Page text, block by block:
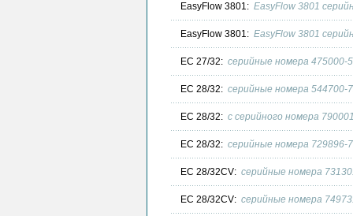
EasyFlow 3801: EasyFlow 3801
EasyFlow 3801: EasyFlow 3801
EC 27/32: серийные номера 475000-
EC 28/32: серийные номера 544700-
EC 28/32: c серийного номера
EC 28/32: серийные номера 729896-
EC 28/32CV: серийные номера
EC 28/32CV: серийные номера